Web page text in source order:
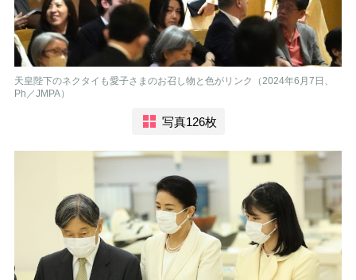
天皇陛下のネクタイも愛子さまのお召し物と色がリンク（2024年6月7日、
Ph／JMPA）
写真126枚